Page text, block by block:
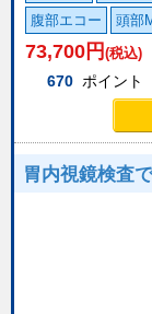
腹部エコー
頭部
73,700 円 (税込)
670 ポイント
胃内視鏡検査